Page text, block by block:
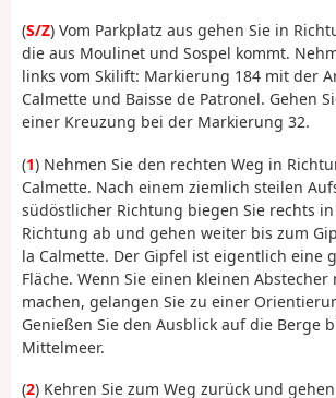
(S/Z) Vom Parkplatz aus gehen Sie in
die aus Moulinet und Sospel kommt.
links vom Skilift: Markierung 184 mit der
Calmette und Baisse de Patronel. Gehen
einer Kreuzung bei der Markierung 32.
(1) Nehmen Sie den rechten Weg in
Calmette. Nach einem ziemlich steilen
südöstlicher Richtung biegen Sie rechts
Richtung ab und gehen weiter bis zum
la Calmette. Der Gipfel ist eigentlich eine
Fläche. Wenn Sie einen kleinen Abstecher
machen, gelangen Sie zu einer
Genießen Sie den Ausblick auf die Berge
Mittelmeer.
(2) Kehren Sie zum Weg zurück und